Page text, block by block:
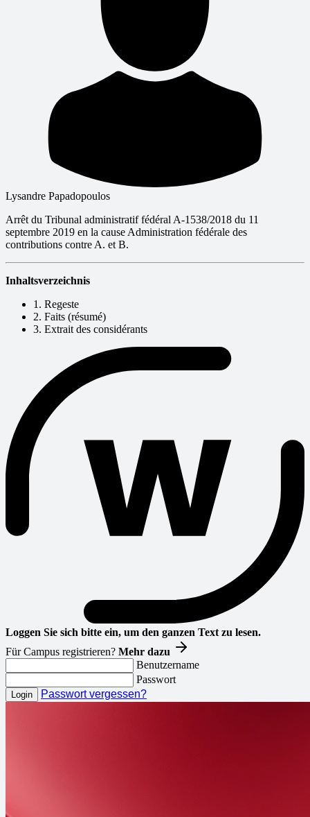
Lysandre Papadopoulos
Arrêt du Tribunal administratif fédéral A-1538/2018 du 11
septembre 2019 en la cause Administration fédérale des
contributions contre A. et B.
Inhaltsverzeichnis
1. Regeste
2. Faits (résumé)
3. Extrait des considérants
Loggen Sie sich bitte ein, um den ganzen Text zu lesen.
Für Campus registrieren? Mehr dazu
Benutzername
Passwort
Passwort vergessen?